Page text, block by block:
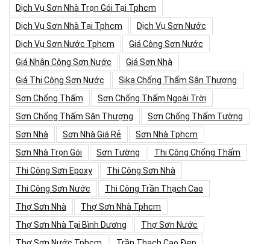
Dịch Vụ Sơn Nhà Trọn Gói Tại Tphcm
Dịch Vụ Sơn Nhà Tại Tphcm
Dịch Vụ Sơn Nước
Dịch Vụ Sơn Nước Tphcm
Giá Công Sơn Nước
Giá Nhân Công Sơn Nước
Giá Sơn Nhà
Giá Thi Công Sơn Nước
Sika Chống Thấm Sân Thượng
Sơn Chống Thấm
Sơn Chống Thấm Ngoài Trời
Sơn Chống Thấm Sân Thượng
Sơn Chống Thấm Tường
Sơn Nhà
Sơn Nhà Giá Rẻ
Sơn Nhà Tphcm
Sơn Nhà Trọn Gói
Sơn Tường
Thi Công Chống Thấm
Thi Công Sơn Epoxy
Thi Công Sơn Nhà
Thi Công Sơn Nước
Thi Công Trần Thạch Cao
Thợ Sơn Nhà
Thợ Sơn Nhà Tphcm
Thợ Sơn Nhà Tại Bình Dương
Thợ Sơn Nước